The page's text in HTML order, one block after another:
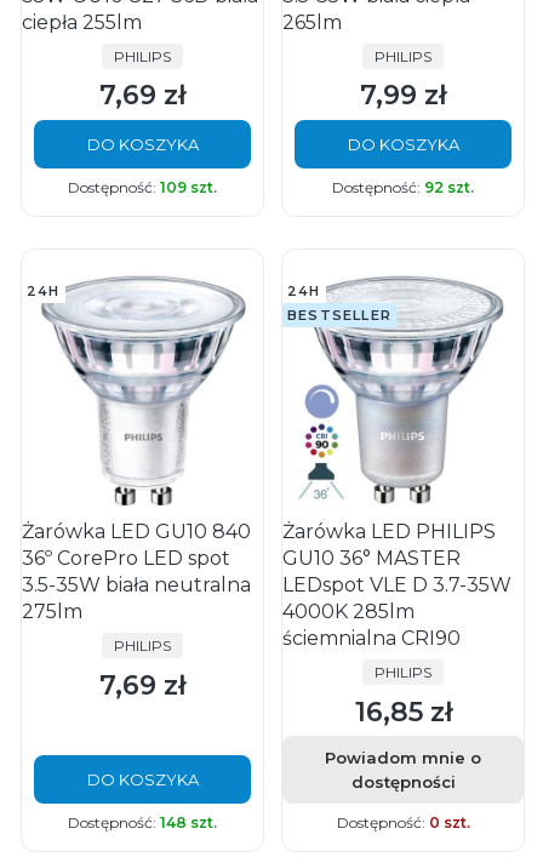
ciepła 255lm
PRODUCENT
PHILIPS
Cena
7,69 zł
DO KOSZYKA
Dostępność: 109 szt.
265lm
PRODUCENT
PHILIPS
Cena
7,99 zł
DO KOSZYKA
Dostępność: 92 szt.
24H
Żarówka LED GU10 840
36º CorePro LED spot
3.5-35W biała neutralna
275lm
PRODUCENT
PHILIPS
Cena
7,69 zł
DO KOSZYKA
Dostępność: 148 szt.
24H
BESTSELLER
Żarówka LED PHILIPS
GU10 36° MASTER
LEDspot VLE D 3.7-35W
4000K 285lm
ściemnialna CRI90
PRODUCENT
PHILIPS
Cena
16,85 zł
Powiadom mnie o
dostępności
Dostępność: 0 szt.